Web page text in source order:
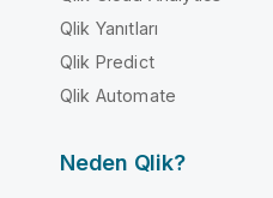
Qlik Yanıtları
Qlik Predict
Qlik Automate
Neden Qlik?